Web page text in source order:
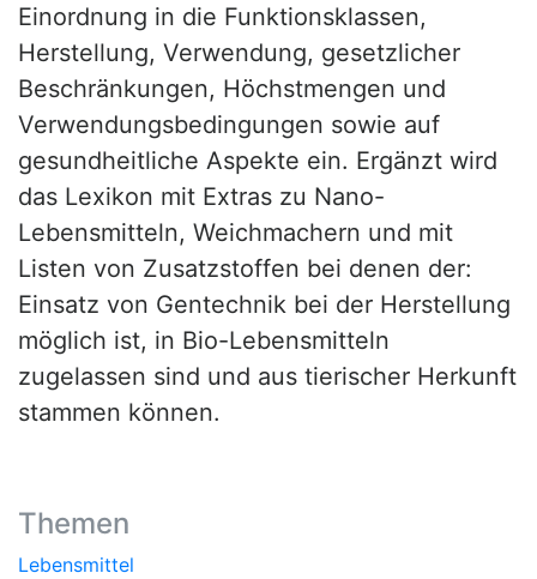
Einordnung in die Funktionsklassen,
Herstellung, Verwendung, gesetzlicher
Beschränkungen, Höchstmengen und
Verwendungsbedingungen sowie auf
gesundheitliche Aspekte ein. Ergänzt wird
das Lexikon mit Extras zu Nano-
Lebensmitteln, Weichmachern und mit
Listen von Zusatzstoffen bei denen der:
Einsatz von Gentechnik bei der Herstellung
möglich ist, in Bio-Lebensmitteln
zugelassen sind und aus tierischer Herkunft
stammen können.
Themen
Lebensmittel